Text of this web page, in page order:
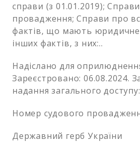
справи (з 01.01.2019);
провадження; Справи про
фактів, що мають юридичне
інших фактів, з них:..
Надіслано для
Зареєстровано: 06.08.2024.
надання загального
Номер судового
Державний герб України